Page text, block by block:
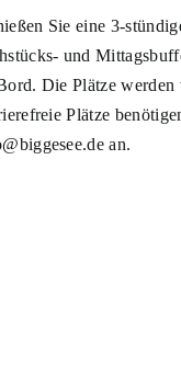
Sie eine 3-
und
Die Plätze werden
Plätze
an.